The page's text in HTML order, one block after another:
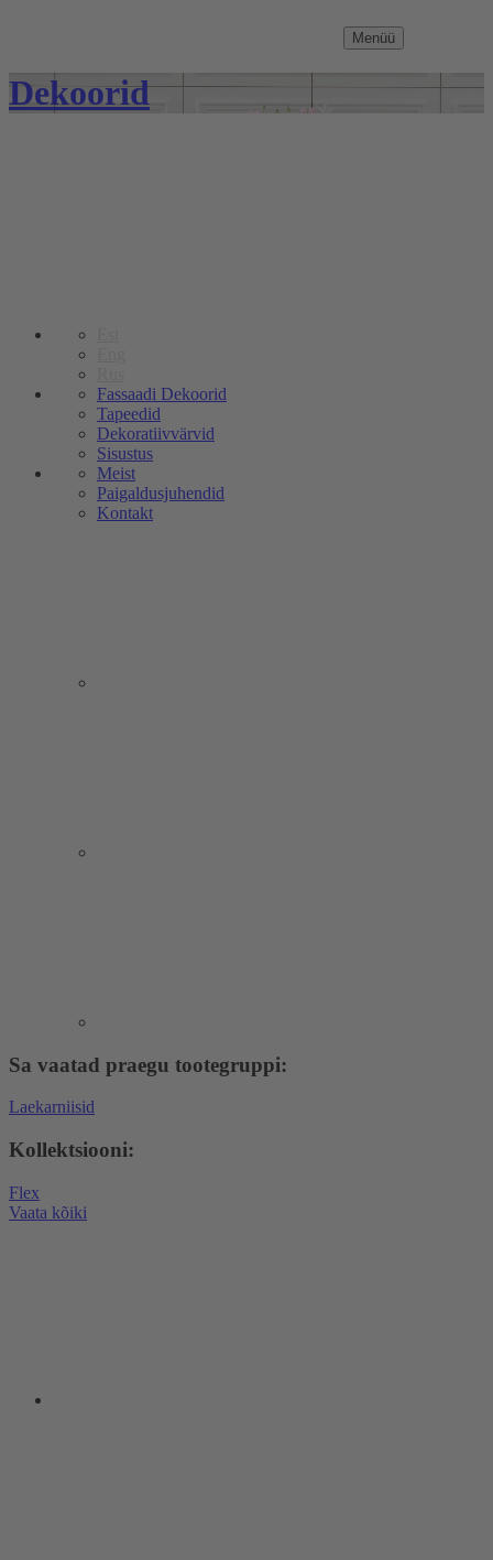
Menüü
Dekoorid
Fassaadi Dekoorid
Tapeedid
Dekoratiivvärvid
Sisustus
Meist
Paigaldusjuhendid
Kontakt
Sa vaatad praegu tootegruppi:
Laekarniisid
Kollektsiooni:
Flex
Vaata kõiki